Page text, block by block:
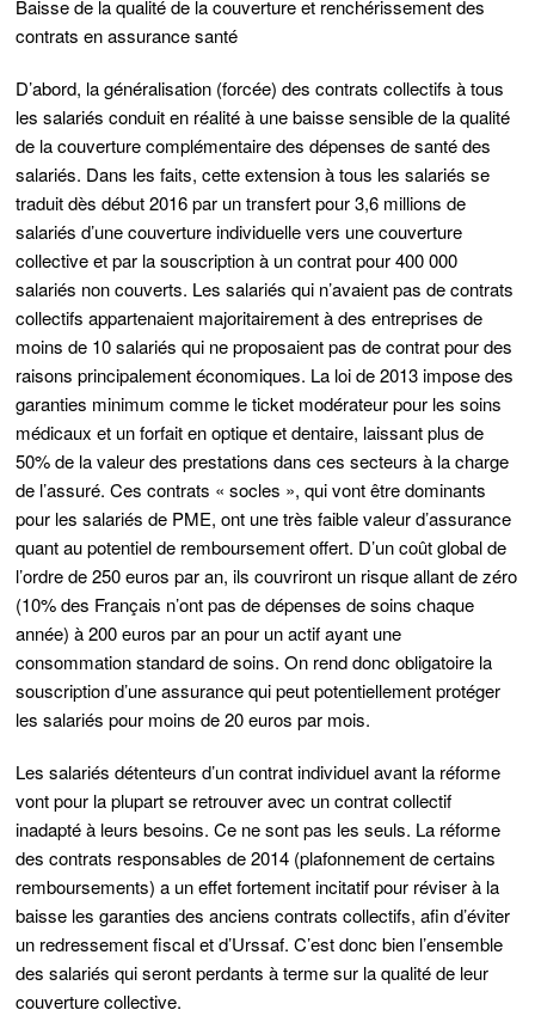
Baisse de la qualité de la couverture et renchérissement des
contrats en assurance santé
D’abord, la généralisation (forcée) des contrats collectifs à tous
les salariés conduit en réalité à une baisse sensible de la qualité
de la couverture complémentaire des dépenses de santé des
salariés. Dans les faits, cette extension à tous les salariés se
traduit dès début 2016 par un transfert pour 3,6 millions de
salariés d’une couverture individuelle vers une couverture
collective et par la souscription à un contrat pour 400 000
salariés non couverts. Les salariés qui n’avaient pas de contrats
collectifs appartenaient majoritairement à des entreprises de
moins de 10 salariés qui ne proposaient pas de contrat pour des
raisons principalement économiques. La loi de 2013 impose des
garanties minimum comme le ticket modérateur pour les soins
médicaux et un forfait en optique et dentaire, laissant plus de
50% de la valeur des prestations dans ces secteurs à la charge
de l’assuré. Ces contrats « socles », qui vont être dominants
pour les salariés de PME, ont une très faible valeur d’assurance
quant au potentiel de remboursement offert. D’un coût global de
l’ordre de 250 euros par an, ils couvriront un risque allant de zéro
(10% des Français n’ont pas de dépenses de soins chaque
année) à 200 euros par an pour un actif ayant une
consommation standard de soins. On rend donc obligatoire la
souscription d’une assurance qui peut potentiellement protéger
les salariés pour moins de 20 euros par mois.
Les salariés détenteurs d’un contrat individuel avant la réforme
vont pour la plupart se retrouver avec un contrat collectif
inadapté à leurs besoins. Ce ne sont pas les seuls. La réforme
des contrats responsables de 2014 (plafonnement de certains
remboursements) a un effet fortement incitatif pour réviser à la
baisse les garanties des anciens contrats collectifs, afin d’éviter
un redressement fiscal et d’Urssaf. C’est donc bien l’ensemble
des salariés qui seront perdants à terme sur la qualité de leur
couverture collective.